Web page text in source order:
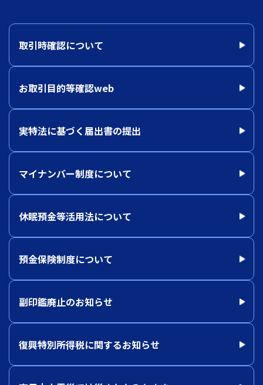
取引時確認について
お取引目的等確認web
実特法に基づく届出書の提出
マイナンバー制度について
休眠預金等活用法について
預金保険制度について
副印鑑廃止のお知らせ
復興特別所得税に関するお知らせ